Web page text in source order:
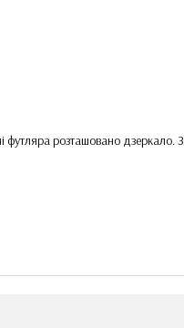
футляра розташовано дзеркало. З